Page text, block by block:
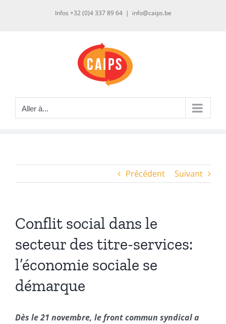
Infos +32 (0)4 337 89 64 | info@caips.be
Aller à...
Précédent Suivant
Conflit social dans le
secteur des titre-services:
l’économie sociale se
démarque
Dès le 21 novembre, le front commun syndical a